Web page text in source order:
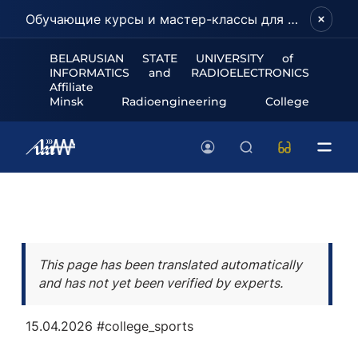
Обучающие курсы и мастер-классы для школьников и абитуриентов!
BELARUSIAN STATE UNIVERSITY of
INFORMATICS and RADIOELECTRONICS
Affiliate
Minsk Radioengineering College
This page has been translated automatically
and has not yet been verified by experts.
15.04.2026 #college_sports